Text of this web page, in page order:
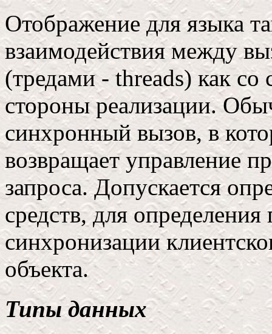
Отображение для языка
взаимодействия между
(тредами - threads) как со
стороны реализации.
синхронный вызов, в
возвращает управление
запроса. Допускается
средств, для
синхронизации
объекта.
Типы данных